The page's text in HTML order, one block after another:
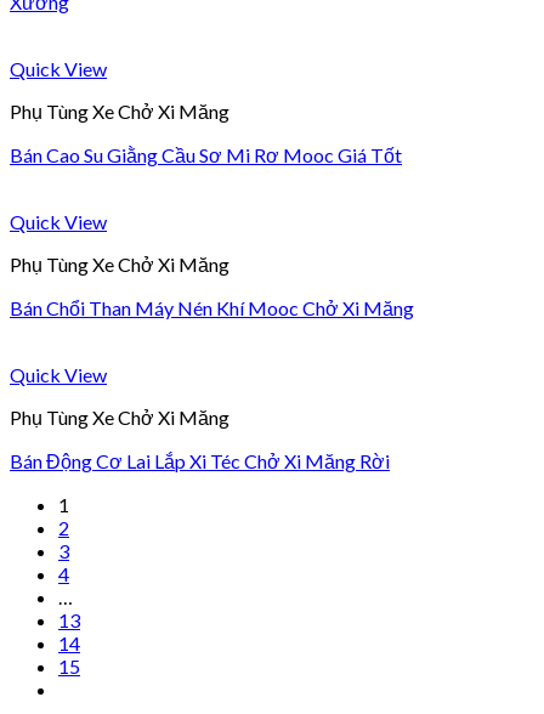
Quick View
Phụ Tùng Xe Chở Xi Măng
Bán Cao Su Giằng Cầu Sơ Mi Rơ Mooc Giá Tốt
Quick View
Phụ Tùng Xe Chở Xi Măng
Bán Chổi Than Máy Nén Khí Mooc Chở Xi Măng
Quick View
Phụ Tùng Xe Chở Xi Măng
Bán Động Cơ Lai Lắp Xi Téc Chở Xi Măng Rời
1
2
3
4
…
13
14
15